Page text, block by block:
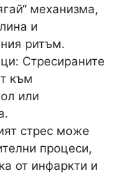
механизма,
и
ритъм.
Стресираните
към
или
стрес може
процеси,
от инфаркти и